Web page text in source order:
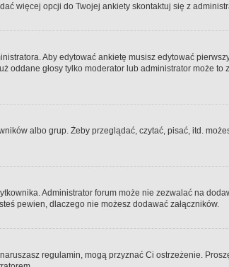
więcej opcji do Twojej ankiety skontaktuj się z
Aby edytować ankietę musisz edytować
oddane głosy tylko moderator lub administrator może
albo grup. Żeby przeglądać, czytać, pisać, itd.
Administrator forum może nie zezwalać na
pewien, dlaczego nie możesz dodawać załączników.
regulamin, mogą przyznać Ci ostrzeżenie.